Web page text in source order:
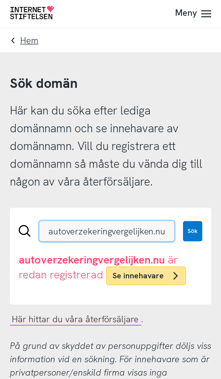
Till
navigering
Till
innehåll
Till
Meny
Hem
Sök domän
Här kan du söka efter lediga
domännamn och se innehavare av
domännamn. Vill du registrera ett
domännamn så måste du vända dig till
någon av våra återförsäljare.
Sök
eller
domän
Sök
autoverzekeringvergelijken.nu är
redan registrerad
Se innehavare
Här hittar du våra återförsäljare .
På grund av skyddet av personuppgifter döljs viss
information vid en sökning. För innehavare som är
privatpersoner/enskild firma visas inga